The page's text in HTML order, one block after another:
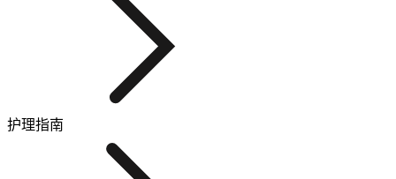
护理指南